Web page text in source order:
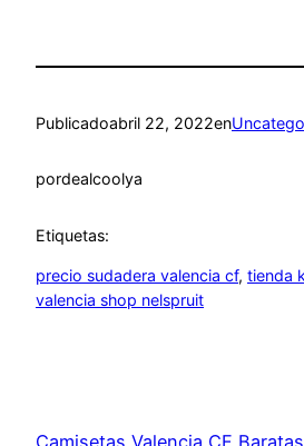
Publicadoabril 22, 2022en
pordealcoolya
Etiquetas:
precio sudadera valencia cf, tienda
valencia shop nelspruit
Camisetas Valencia CF Baratas